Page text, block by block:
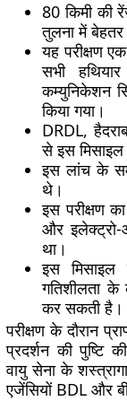
80 किमी की
तुलना में
यह परीक्षण
सभी
कम्युनिकेशन
किया गया।
DRDL,
से इस मिसाइल
इस लांच के
थे।
इस परीक्षण
और इलेक्ट्रो-
था।
इस
गतिशीलता
कर सकती है।
परीक्षण के दौरान
प्रदर्शन की पुष्टि
वायु सेना के
एजेंसियों BDL और